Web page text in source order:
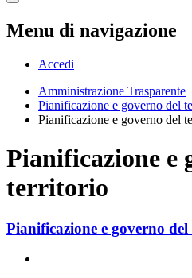
Menu di navigazione
Accedi
Amministrazione Trasparente
Pianificazione e governo del
Pianificazione e governo del
Pianificazione e
territorio
Pianificazione e governo